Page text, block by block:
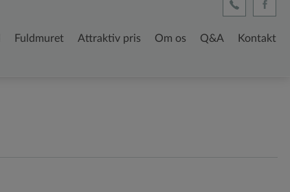
Fuldmuret Attraktiv pris Om os Q&A Kontakt